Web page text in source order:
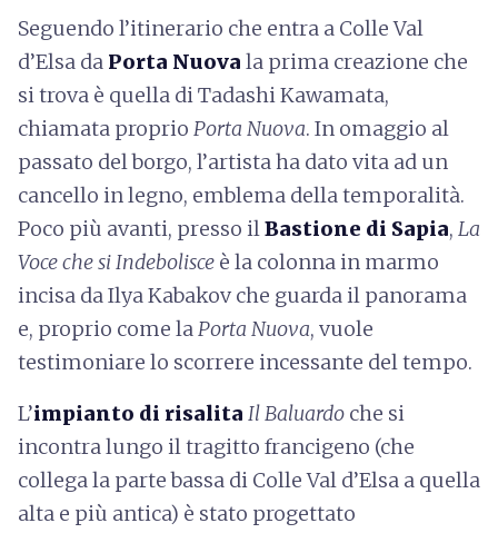
Seguendo l’itinerario che entra a Colle Val
d’Elsa da Porta Nuova la prima creazione che
si trova è quella di Tadashi Kawamata,
chiamata proprio Porta Nuova. In omaggio al
passato del borgo, l’artista ha dato vita ad un
cancello in legno, emblema della temporalità.
Poco più avanti, presso ilBastione di Sapia, La
Voce che si Indebolisce è la colonna in marmo
incisa da Ilya Kabakov che guarda il panorama
e, proprio come laPorta Nuova, vuole
testimoniare lo scorrere incessante del tempo.
L’impianto di risalita Il Baluardo che si
incontra lungo il tragitto francigeno (che
collega la parte bassa di Colle Val d’Elsa a quella
alta e più antica) è stato progettato